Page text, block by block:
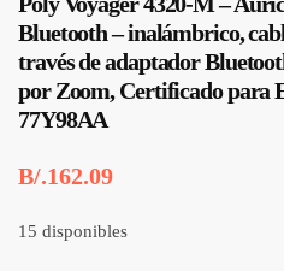
Bluetooth – inalámbrico,
través de adaptador
por Zoom, Certificado para
77Y98AA
B/.162.09
15 disponibles